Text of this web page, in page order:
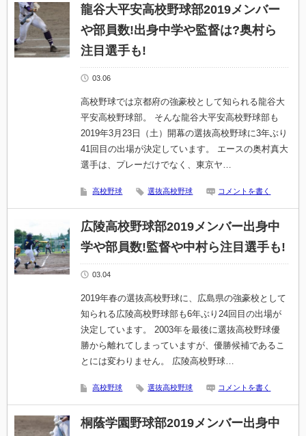
龍谷大平安高校野球部2019メンバー
や部員数!出身中学や監督は?奥村ら
注目選手も!
03.06
高校野球では京都府の強豪校として知られる龍谷大
平安高校野球部。 そんな龍谷大平安高校野球部も
2019年3月23日（土）開幕の選抜高校野球に3年ぶり
41回目の出場が決定しています。 エースの奥村真大
選手は、プレーだけでなく、東京ヤ…
高校野球 選抜高校野球 コメントを書く
広陵高校野球部2019メンバー出身中
学や部員数!監督や中村ら注目選手も!
03.04
2019年春の選抜高校野球に、広島県の強豪校として
知られる広陵高校野球部も6年ぶり24回目の出場が
決定しています。 2003年を最後に選抜高校野球優
勝から離れてしまっていますが、優勝候補であるこ
とには変わりません。 広陵高校野球…
高校野球 選抜高校野球 コメントを書く
桐蔭学園野球部2019メンバー出身中